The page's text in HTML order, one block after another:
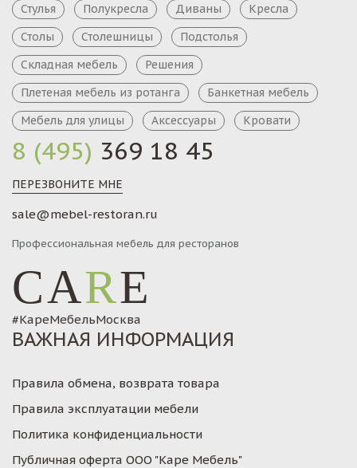
8 (495) 369 18 45
ПЕРЕЗВОНИТЕ МНЕ
sale@mebel-restoran.ru
Профессиональная мебель для ресторанов
CARE
#КареМебельМосква
Стулья Полукресла Диваны
Кресла
Столы
Столешницы
Подстолья
Складная мебель
Решения
Плетеная мебель из ротанга
Банкетная мебель
Мебель для улицы
Аксессуары Кровати
ВАЖНАЯ ИНФОРМАЦИЯ
Правила обмена, возврата товара
Правила эксплуатации мебели
Политика конфиденциальности
Публичная оферта ООО "Каре Мебель"